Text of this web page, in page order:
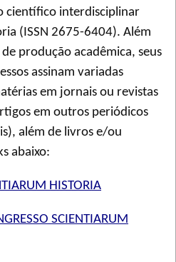
científico interdisciplinar
(ISSN 2675-6404). Além
produção acadêmica, seus
assinam variadas
em jornais ou revistas
em outros periódicos
além de livros e/ou
abaixo:
HISTORIA
SCIENTIARUM